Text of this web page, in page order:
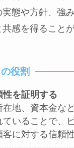
態や方針、強
感を得ることが
役割
性を証明する
在地、資本金な
ていることで、
客に対する信頼